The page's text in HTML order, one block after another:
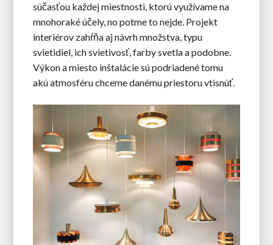
súčasťou každej miestnosti, ktorú využívame na
mnohoraké účely, no potme to nejde. Projekt
interiérov zahŕňa aj návrh množstva, typu
svietidiel, ich svietivosť, farby svetla a podobne.
Výkon a miesto inštalácie sú podriadené tomu
akú atmosféru chceme danému priestoru vtisnúť.